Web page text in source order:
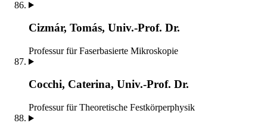
Cizmár, Tomás, Univ.-Prof. Dr.
Professur für Faserbasierte Mikroskopie
Cocchi, Caterina, Univ.-Prof. Dr.
Professur für Theoretische Festkörperphysik